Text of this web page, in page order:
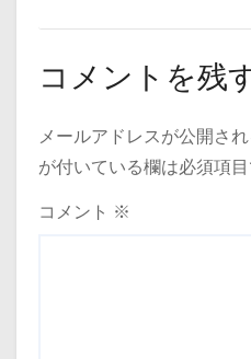
コメントを残
メールアドレスが公開さ
が付いている欄は必須項
コメント ※